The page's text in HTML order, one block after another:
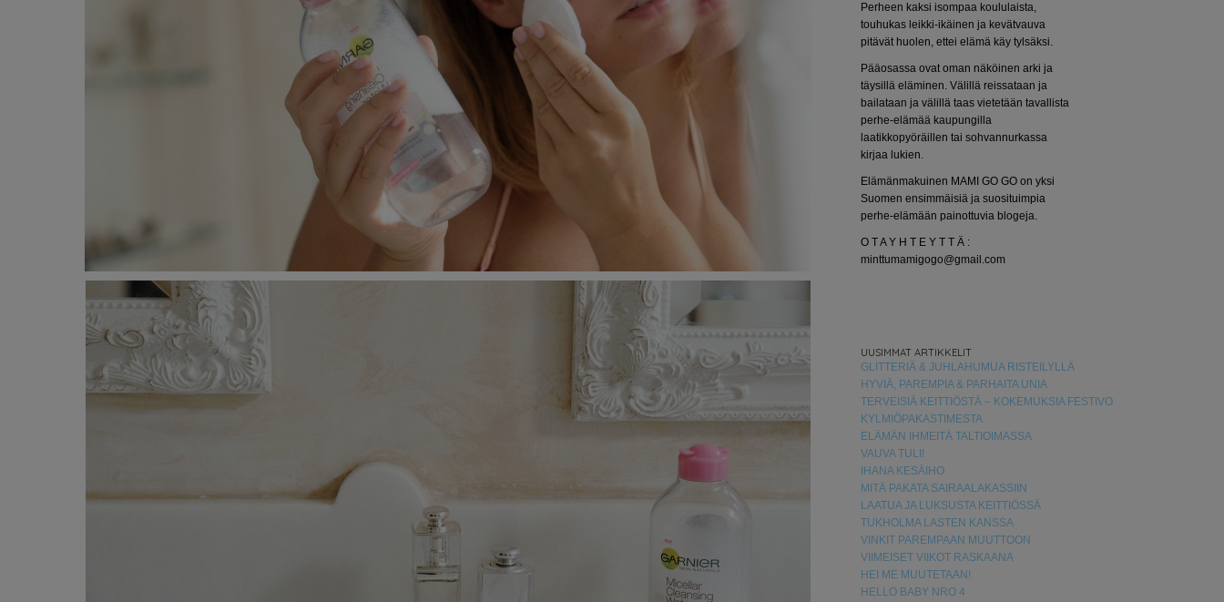
Perheen kaksi isompaa koululaista,
touhukas leikki-ikäinen ja kevätvauva
pitävät huolen, ettei elämä käy tylsäksi.
Pääosassa ovat oman näköinen arki ja
täysillä eläminen. Välillä reissataan ja
bailataan ja välillä taas vietetään tavallista
perhe-elämää kaupungilla
laatikkopyöräillen tai sohvannurkassa
kirjaa lukien.
Elämänmakuinen MAMI GO GO on yksi
Suomen ensimmäisiä ja suosituimpia
perhe-elämään painottuvia blogeja.
O T A Y H T E Y T T Ä :
minttumamigogo@gmail.com
UUSIMMAT ARTIKKELIT
GLITTERIÄ & JUHLAHUMUA RISTEILYLLÄ
HYVIÄ, PAREMPIA & PARHAITA UNIA
TERVEISIÄ KEITTIÖSTÄ – KOKEMUKSIA FESTIVO
KYLMIÖPAKASTIMESTA
ELÄMÄN IHMEITÄ TALTIOIMASSA
VAUVA TULI!
IHANA KESÄIHO
MITÄ PAKATA SAIRAALAKASSIIN
LAATUA JA LUKSUSTA KEITTIÖSSÄ
TUKHOLMA LASTEN KANSSA
VINKIT PAREMPAAN MUUTTOON
VIIMEISET VIIKOT RASKAANA
HEI ME MUUTETAAN!
HELLO BABY NRO 4